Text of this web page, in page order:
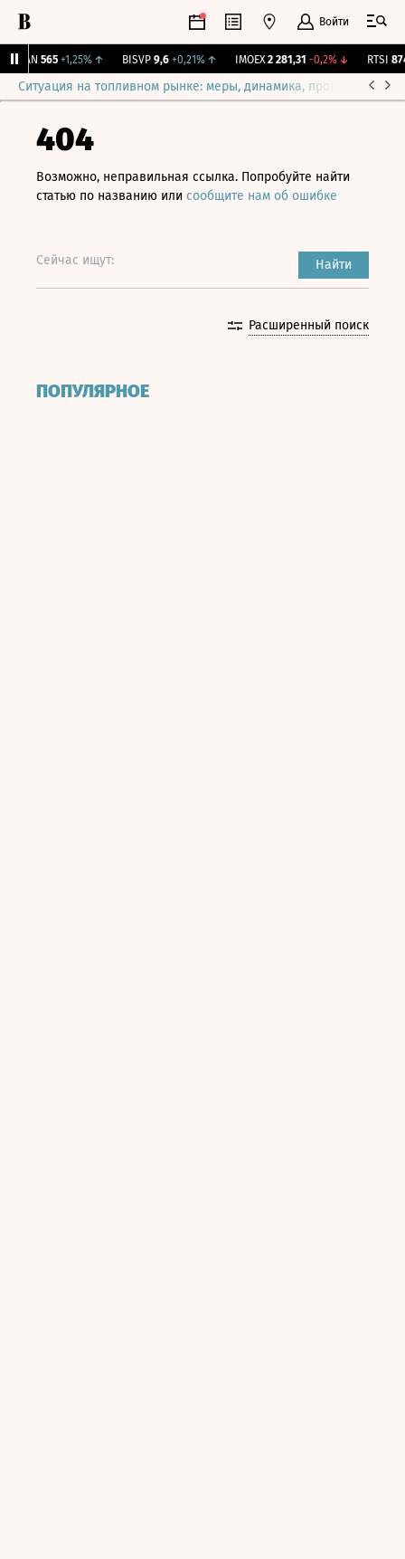
Войти
565 +1,25%↑ BISVP 9,6 +0,21% ↑ IMOEX 2 281,31 -0,2%↓ RTSI
Ситуация на топливном рынке: меры, динамика, прогнозы
404
Возможно, неправильная ссылка. Попробуйте найти
статью по названию или сообщите нам об ошибке
Сейчас ищут: Найти
Расширенный поиск
ПОПУЛЯРНОЕ